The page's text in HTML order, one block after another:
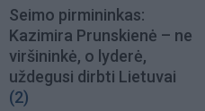
Seimo pirmininkas:
Kazimira Prunskienė – ne
viršininkė, o lyderė,
uždegusi dirbti Lietuvai
(2)